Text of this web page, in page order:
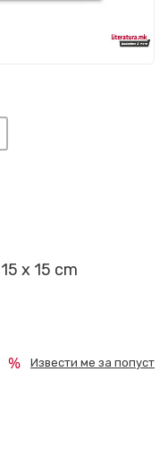
x 15 cm
Извести ме за попуст